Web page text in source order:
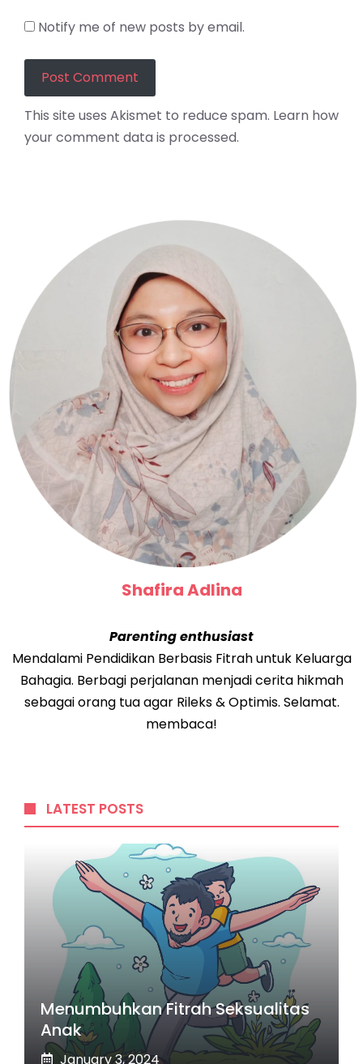
Notify me of new posts by email.
This site uses Akismet to reduce spam. Learn how
your comment data is processed.
Shafira Adlina
Parenting enthusiast
Mendalami Pendidikan Berbasis Fitrah untuk Keluarga
Bahagia. Berbagi perjalanan menjadi cerita hikmah
sebagai orang tua agar Rileks & Optimis. Selamat.
membaca!
LATEST POSTS
Menumbuhkan Fitrah Seksualitas
Anak
January 3, 2024